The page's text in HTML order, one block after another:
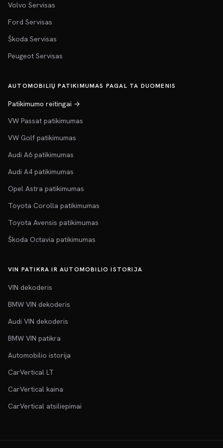
Volvo Servisas
Ford Servisas
Škoda Servisas
Peugeot Servisas
AUTOMOBILIŲ PATIKIMUMAS PAGAL TA DUOMENIS
Patikimumo reitingai →
VW Passat patikimumas
VW Golf patikimumas
Audi A6 patikimumas
Audi A4 patikimumas
Opel Astra patikimumas
Toyota Corolla patikimumas
Toyota Avensis patikimumas
Škoda Octavia patikimumas
VIN PATIKRA IR AUTOMOBILIO ISTORIJA
VIN dekoderis
BMW VIN dekoderis
Audi VIN dekoderis
BMW VIN patikra
Automobilio istorija
CarVertical LT
CarVertical kaina
CarVertical atsiliepimai